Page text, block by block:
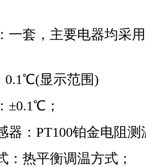
一套，主要电器均采
显示范围)
±0.1℃；
器：PT100铂金电阻测
：热平衡调温方式；